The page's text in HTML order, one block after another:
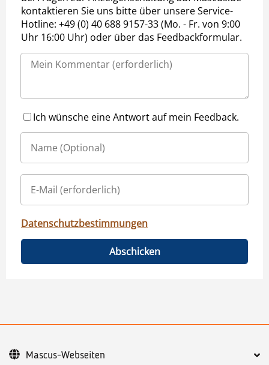
kontaktieren Sie uns bitte über unsere Service-
Hotline: +49 (0) 40 688 9157-33 (Mo. - Fr. von 9:00
Uhr 16:00 Uhr) oder über das Feedbackformular.
Ich wünsche eine Antwort auf mein Feedback.
Datenschutzbestimmungen
Abschicken
Mascus-Webseiten